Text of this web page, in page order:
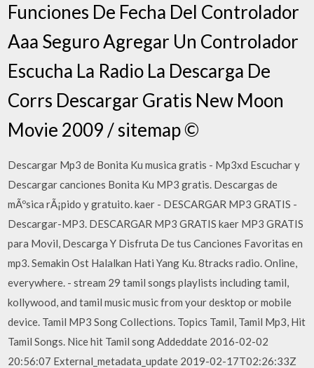
Funciones De Fecha Del Controlador
Aaa Seguro Agregar Un Controlador
Escucha La Radio La Descarga De
Corrs Descargar Gratis New Moon
Movie 2009 / sitemap ©
Descargar Mp3 de Bonita Ku musica gratis - Mp3xd Escuchar y
Descargar canciones Bonita Ku MP3 gratis. Descargas de
mÃºsica rÃ¡pido y gratuito. kaer - DESCARGAR MP3 GRATIS -
Descargar-MP3. DESCARGAR MP3 GRATIS kaer MP3 GRATIS
para Movil, Descarga Y Disfruta De tus Canciones Favoritas en
mp3. Semakin Ost Halalkan Hati Yang Ku. 8tracks radio. Online,
everywhere. - stream 29 tamil songs playlists including tamil,
kollywood, and tamil music music from your desktop or mobile
device. Tamil MP3 Song Collections. Topics Tamil, Tamil Mp3, Hit
Tamil Songs. Nice hit Tamil song Addeddate 2016-02-02
20:56:07 External_metadata_update 2019-02-17T02:26:33Z